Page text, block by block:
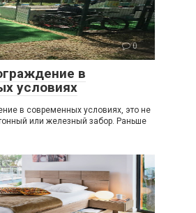
0
в
условиях
в современных условиях, это не
или железный забор. Раньше